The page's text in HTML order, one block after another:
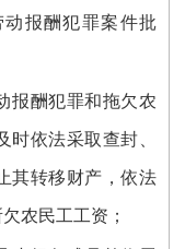
报酬犯罪案件批
报酬犯罪和拖欠农
时依法采取查封、
其转移财产，依法
农民工工资；